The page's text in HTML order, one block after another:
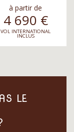
à partir de
4 690 €
VOL INTERNATIONAL
INCLUS
LE